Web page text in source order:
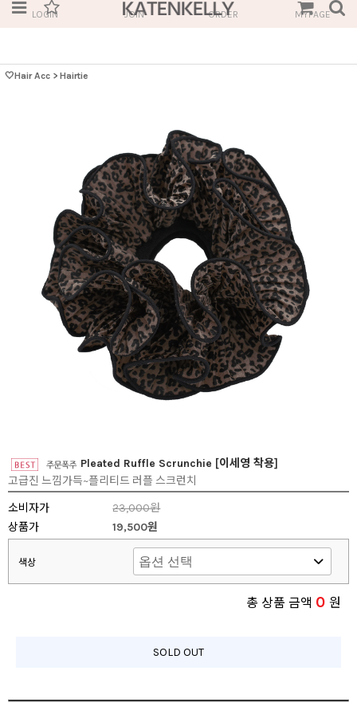
LOGIN JOIN ORDER MYPAGE
🤍Hair Acc > Hairtie
Pleated Ruffle Scrunchie [이세영 착용]
고급진 느낌가득~플리티드 러플 스크런치
소비자가
23,000원
상품가
19,500원
색상
총 상품 금액 0 원
SOLD OUT